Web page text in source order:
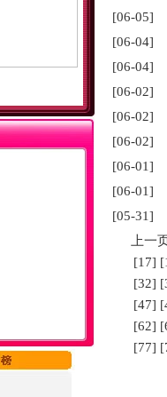
[06-05]
[06-04]
[06-04]
[06-02]
[06-02]
[06-02]
[06-01]
[06-01]
[05-31]
上一
[17] [
[32] [
[47] [
[62] [
[77] [